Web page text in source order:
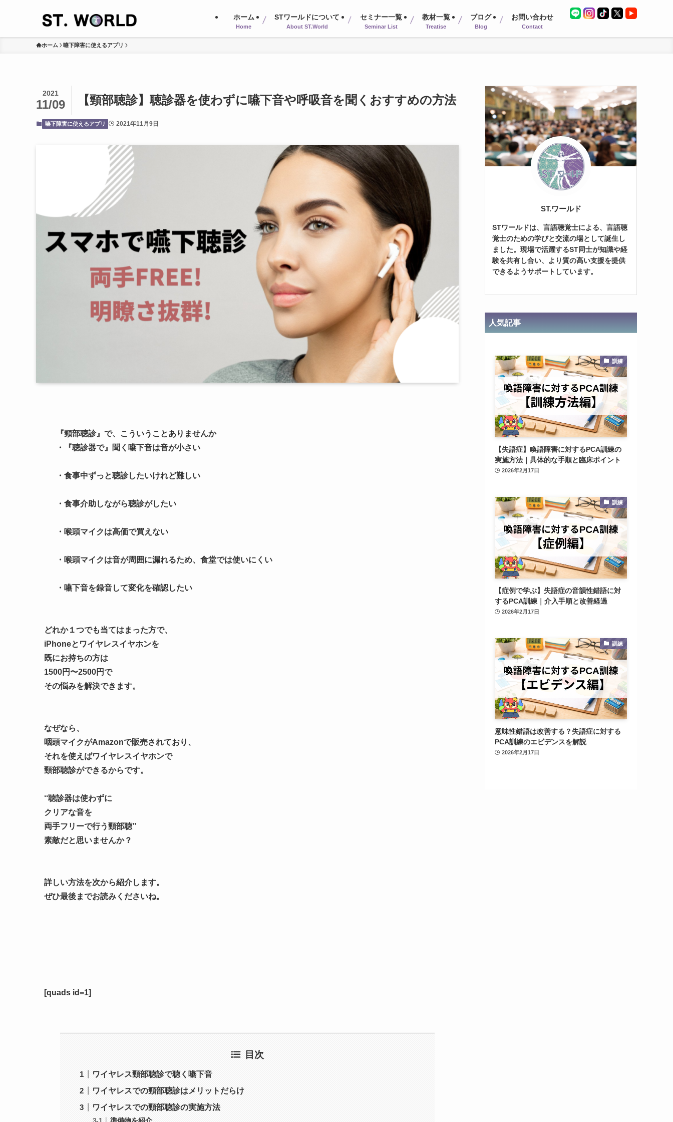
ホーム
Home
STワールドについて
About ST.World
セミナー一覧
Seminar List
教材一覧
Treatise
ブログ
Blog
お問い合わせ
Contact
ホーム 嚥下障害に使えるアプリ
【頸部聴診】聴診器を使わずに嚥下音や呼吸音を聞くおすすめの方法
2021
11/09
嚥下障害に使えるアプリ 2021年11月9日
『頸部聴診』で、こういうことありませんか
・『聴診器で』聞く嚥下音は音が小さい
・食事中ずっと聴診したいけれど難しい
・食事介助しながら聴診がしたい
・喉頭マイクは高価で買えない
・喉頭マイクは音が周囲に漏れるため、食堂では使いにくい
・嚥下音を録音して変化を確認したい
どれか１つでも当てはまった方で、
iPhoneとワイヤレスイヤホンを
既にお持ちの方は
1500円〜2500円で
その悩みを解決できます。
なぜなら、
咽頭マイクがAmazonで販売されており、
それを使えばワイヤレスイヤホンで
頸部聴診ができるからです。
‘‘聴診器は使わずに
クリアな音を
両手フリーで行う頸部聴’’
素敵だと思いませんか？
詳しい方法を次から紹介します。
ぜひ最後までお読みくださいね。
[quads id=1]
目次
ワイヤレス頸部聴診で聴く嚥下音
ワイヤレスでの頸部聴診はメリットだらけ
ワイヤレスでの頸部聴診の実施方法
ST.ワールド
STワールドは、言語聴覚士による、言語聴
覚士のための学びと交流の場として誕生し
ました。現場で活躍するST同士が知識や経
験を共有し合い、より質の高い支援を提供
できるようサポートしています。
人気記事
訓練
【失語症】喚語障害に対するPCA訓練の
実施方法｜具体的な手順と臨床ポイント
2026年2月17日
訓練
【症例で学ぶ】失語症の音韻性錯語に対
するPCA訓練｜介入手順と改善経過
2026年2月17日
訓練
意味性錯語は改善する？失語症に対する
PCA訓練のエビデンスを解説
2026年2月17日